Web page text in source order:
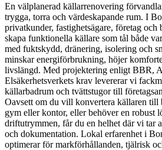
En välplanerad källarrenovering
trygga, torra och värdeskapande rum. I
privatkunder, fastighetsägare, företag och
skapa funktionella källare som tål både
med fuktskydd, dränering, isolering och
minskar energiförbrukning, höjer
livslängd. Med projektering enligt BBR,
Elsäkerhetsverkets krav levererar vi
källarbadrum och tvättstugor till
Oavsett om du vill konvertera källaren till
gym eller kontor, eller behöver en robust
driftutrymmen, får du en helhet där vi tar
och dokumentation. Lokal erfarenhet i
optimerar för markförhållanden, tjälrisk